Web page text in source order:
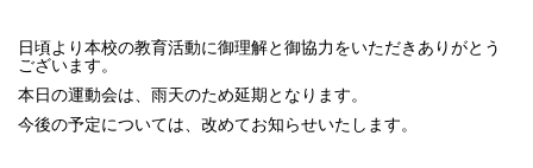
日頃より本校の教育活動に御理解と御協力をいただきありがとう
ございます。
本日の運動会は、雨天のため延期となります。
今後の予定については、改めてお知らせいたします。